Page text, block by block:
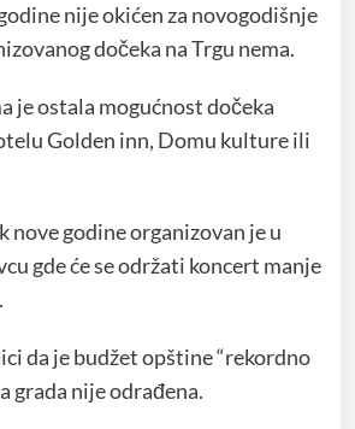
nije okićen za novogodišnje
dočeka na Trgu nema.
je ostala mogućnost dočeka
Golden inn, Domu kulture ili
nove godine organizovan je u
gde će se održati koncert manje
da je budžet opštine “rekordno
grada nije odrađena.